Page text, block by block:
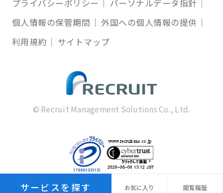
サービスを探す お気に 入り 閲覧履歴
プライバシーポリシー
パーソナルデータ指針
個人情報の保管期間
外国への個人情報の提供
利用規約
サイトマップ
© Recruit Management Solutions Co., Ltd.